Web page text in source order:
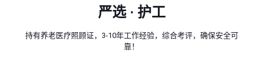
严选 · 护工
持有养老医疗照顾证，3-10年工作经验，综合考评，确保安全可
靠！